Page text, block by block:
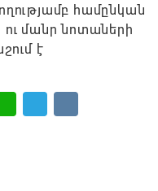
համընկան
ու մանր նոտաների
է